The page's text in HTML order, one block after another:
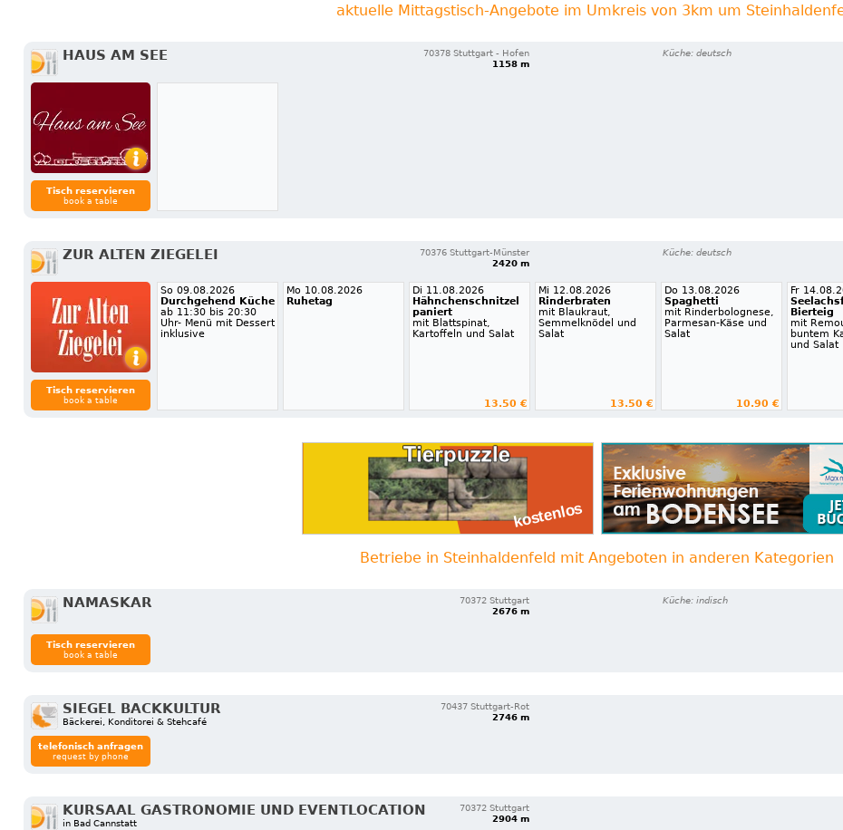
aktuelle Mittagstisch-Angebote im Umkreis von 3km um
HAUS AM SEE
70378 Stuttgart - Hofen
1158 m
Küche: deutsch
Tisch reservieren
book a table
ZUR ALTEN ZIEGELEI
70376 Stuttgart-Münster
2420 m
Küche: deutsch
Tisch reservieren
book a table
So 09.08.2026
Durchgehend Küche
ab 11:30 bis 20:30
Uhr- Menü mit Dessert
inklusive
Mo 10.08.2026
Ruhetag
Di 11.08.2026
Hähnchenschnitzel
paniert
mit Blattspinat,
Kartoffeln und Salat
13.50 €
Mi 12.08.2026
Rinderbraten
mit Blaukraut,
Semmelknödel und
Salat
13.50 €
Do 13.08.2026
Spaghetti
mit Rinderbolognese,
Parmesan-Käse und
Salat
10.90 €
Fr
Bierteig
mit
buntem
und Salat
Betriebe in Steinhaldenfeld mit Angeboten in anderen Kategorien
NAMASKAR
70372 Stuttgart
2676 m
Küche: indisch
Tisch reservieren
book a table
SIEGEL BACKKULTUR
Bäckerei, Konditorei & Stehcafé
70437 Stuttgart-Rot
2746 m
telefonisch anfragen
request by phone
KURSAAL GASTRONOMIE UND EVENTLOCATION
in Bad Cannstatt
70372 Stuttgart
2904 m